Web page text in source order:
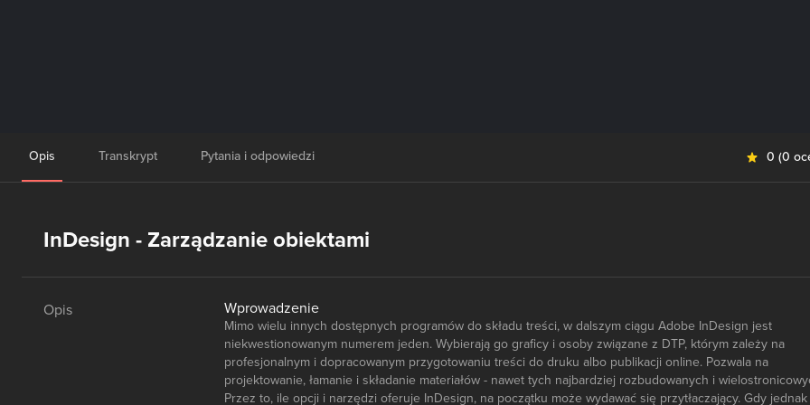
Opis Transkrypt Pytania i odpowiedzi 0 (0
InDesign - Zarządzanie obiektami
Opis Wprowadzenie
Mimo wielu innych dostępnych programów do składu treści, w dalszym ciągu Adobe InDesign jest
niekwestionowanym numerem jeden. Wybierają go graficy i osoby związane z DTP, którym zależy na
profesjonalnym i dopracowanym przygotowaniu treści do druku albo publikacji online. Pozwala na
projektowanie, łamanie i składanie materiałów - nawet tych najbardziej rozbudowanych i
Przez to, ile opcji i narzędzi oferuje InDesign, na początku może wydawać się przytłaczający. Gdy jednak